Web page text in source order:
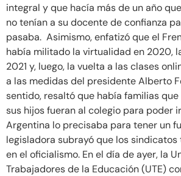
integral y que hacía más de un año
no tenían a su docente de confianza
pasaba. Asimismo, enfatizó que el
había militado la virtualidad en 2020,
2021 y, luego, la vuelta a las clases
a las medidas del presidente Alberto
sentido, resaltó que había familias
sus hijos fueran al colegio para poder
Argentina lo precisaba para tener un
legisladora subrayó que los
en el oficialismo. En el día de ayer, la
Trabajadores de la Educación (UTE)